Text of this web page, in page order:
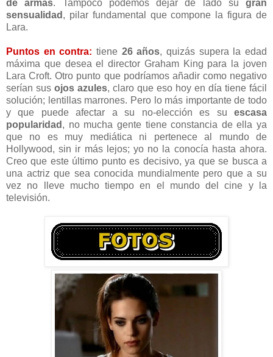
de armas. Tampoco podemos dejar de lado su gran
sensualidad , pilar fundamental que compone la figura de
Lara.
Puntos en contra: tiene 26 años, quizás supera la edad
máxima que desea el director Graham King para la joven
Lara Croft. Otro punto que podríamos añadir como negativo
serían sus ojos azules, claro que eso hoy en día tiene fácil
solución; lentillas marrones. Pero lo más importante de todo
y que puede afectar a su no-elección es su escasa
popularidad , no mucha gente tiene constancia de ella ya
que no es muy mediática ni pertenece al mundo de
Hollywood, sin ir más lejos; yo no la conocía hasta ahora.
Creo que este último punto es decisivo, ya que se busca a
una actriz que sea conocida mundialmente pero que a su
vez no lleve mucho tiempo en el mundo del cine y la
televisión.